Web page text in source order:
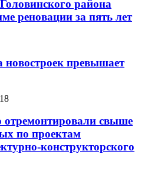
района
реновации за пять лет
новостроек превышает
свыше
по проектам
конструкторского